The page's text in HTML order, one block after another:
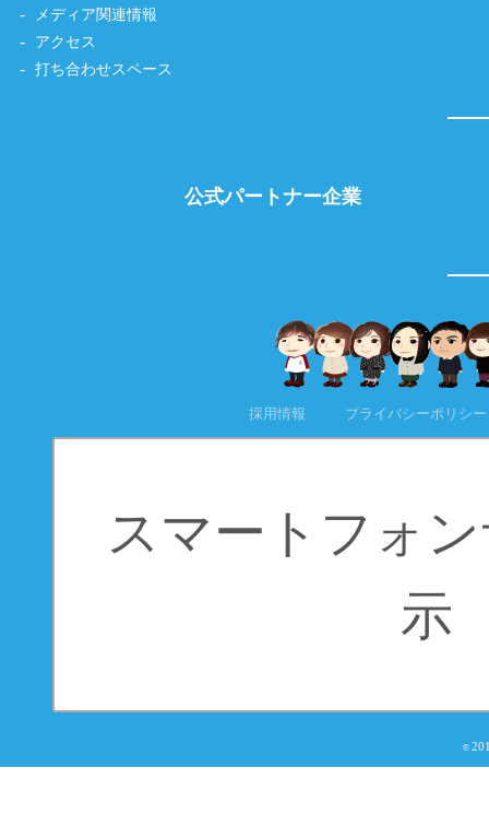
メディア関連情報
アクセス
打ち合わせスペース
公式パートナー企業
採用情報 プライバシーポリシー
スマートフォ
示
©